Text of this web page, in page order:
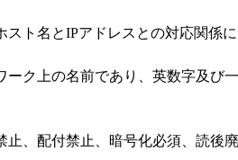
名とIPアドレスとの対応関係に
上の名前であり、英数字及び一
配付禁止、暗号化必須、読後